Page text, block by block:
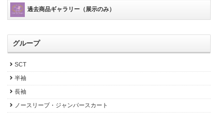
過去商品ギャラリー（展示のみ）
グループ
SCT
半袖
長袖
ノースリーブ・ジャンパースカート